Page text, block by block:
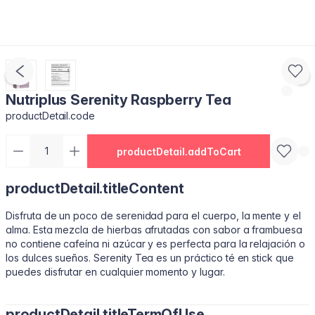
Nutriplus Serenity Raspberry Tea
productDetail.code
productDetail.addToCart
productDetail.titleContent
Disfruta de un poco de serenidad para el cuerpo, la mente y el
alma. Esta mezcla de hierbas afrutadas con sabor a frambuesa
no contiene cafeína ni azúcar y es perfecta para la relajación o
los dulces sueños. Serenity Tea es un práctico té en stick que
puedes disfrutar en cualquier momento y lugar.